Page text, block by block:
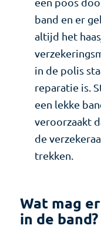
band en er
altijd het
in de polis
reparatie is.
een lekke
veroorzaakt
de
trekken.
Wat mag
in de band?